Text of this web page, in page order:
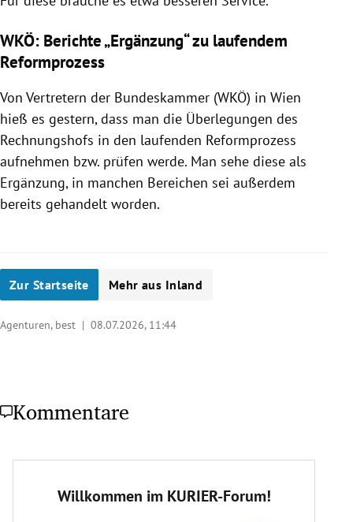
WKÖ: Berichte „Ergänzung“ zu laufendem
Reformprozess
Von Vertretern der Bundeskammer (WKÖ) in Wien
hieß es gestern, dass man die Überlegungen des
Rechnungshofs in den laufenden Reformprozess
aufnehmen bzw. prüfen werde. Man sehe diese als
Ergänzung, in manchen Bereichen sei außerdem
bereits gehandelt worden.
Zur Startseite Mehr aus Inland
Agenturen, best | 08.07.2026, 11:44
Kommentare